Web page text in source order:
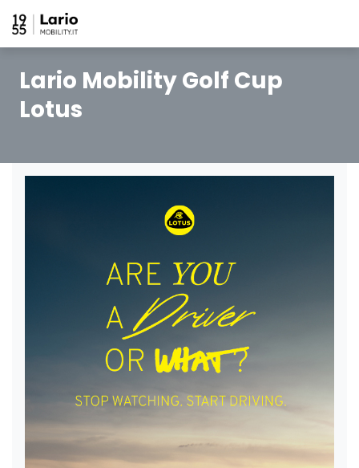
Lario Mobility Golf Cup
Lotus